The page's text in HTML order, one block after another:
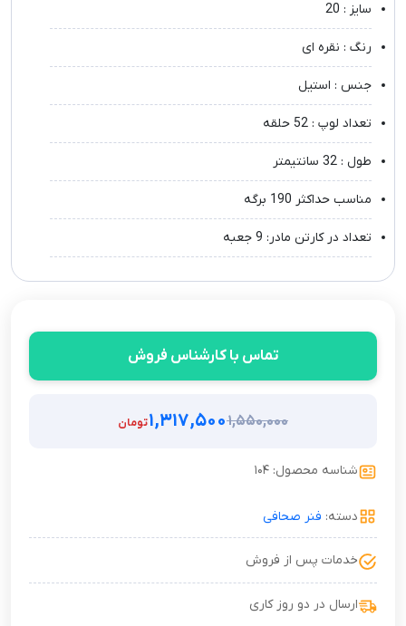
سایز : 20
رنگ : نقره ای
جنس : استیل
تعداد لوپ : 52 حلقه
طول : 32 سانتیمتر
مناسب حداکثر 190 برگه
تعداد در کارتن مادر: 9 جعبه
ارسال در دو روز کاری
خدمات پس از فروش
دسته: فنر صحافی
شناسه محصول: ۱۰۴
۱,۵۵۰,۰۰۰
قیمت
اصلی:
بود.
۱,۳۱۷,۵۰۰تومان
قیمت
فعلی:
تماس با کارشناس فروش